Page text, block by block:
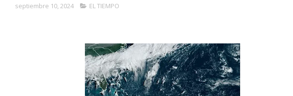
septiembre 10, 2024 EL TIEMPO